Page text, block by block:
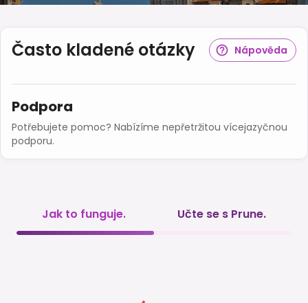
Často kladené otázky Nápověda
Podpora
Potřebujete pomoc? Nabízíme nepřetržitou vícejazyčnou
podporu.
Jak to funguje. Učte se s Prune.